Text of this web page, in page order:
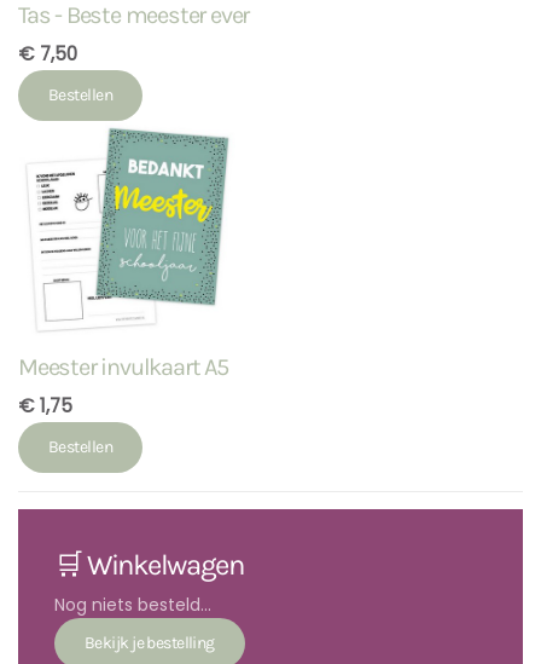
Tas - Beste meester ever
€ 7,50
Bestellen
Meester invulkaart A5
€ 1,75
Bestellen
🛒 Winkelwagen
Nog niets besteld...